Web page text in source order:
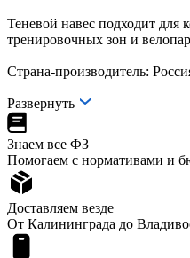
Теневой навес подходит для
тренировочных зон и
Страна-
Развернуть
Знаем все ФЗ
Помогаем с нормативами и
Доставляем везде
От Калининграда до